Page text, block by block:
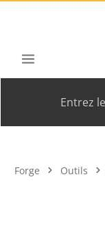
Passer au contenu
Forge Outils